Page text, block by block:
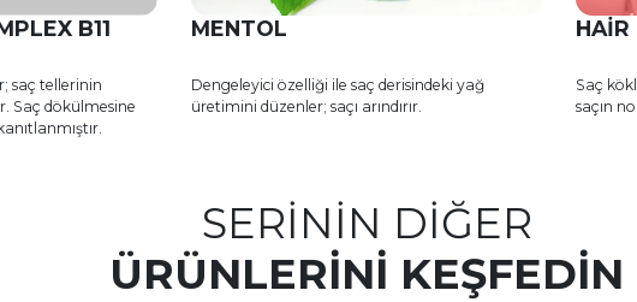
B11
saç tellerinin
Saç dökülmesine
MENTOL
Dengeleyici özelliği ile saç derisindeki yağ
üretimini düzenler; saçı arındırır.
HAIR
Saç
saçın
SERİNİN DİĞER
ÜRÜNLERİNİ KEŞFEDİN